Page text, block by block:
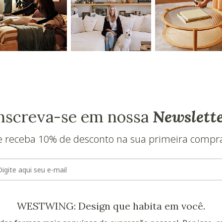
se em nossa
receba 10% de desconto na sua primeira
WESTWING: Design que habita em você.